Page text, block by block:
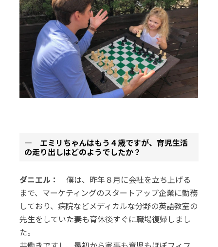
― エミリちゃんはもう４歳ですが、育児生活
の走り出しはどのようでしたか？
ダニエル：僕は、昨年８月に会社を立ち上げる
まで、マーケティングのスタートアップ企業に勤務
しており、病院などメディカルな分野の英語教室の
先生をしていた妻も育休後すぐに職場復帰しまし
た。